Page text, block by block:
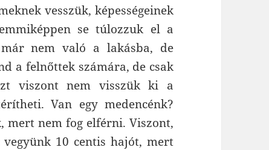
vesszük, képességeinek
se túlozzuk el a
nem való a lakásba, de
a felnőttek számára, de csak
viszont nem visszük ki a
Van egy medencénk?
mert nem fog elférni. Viszont,
10 centis hajót, mert